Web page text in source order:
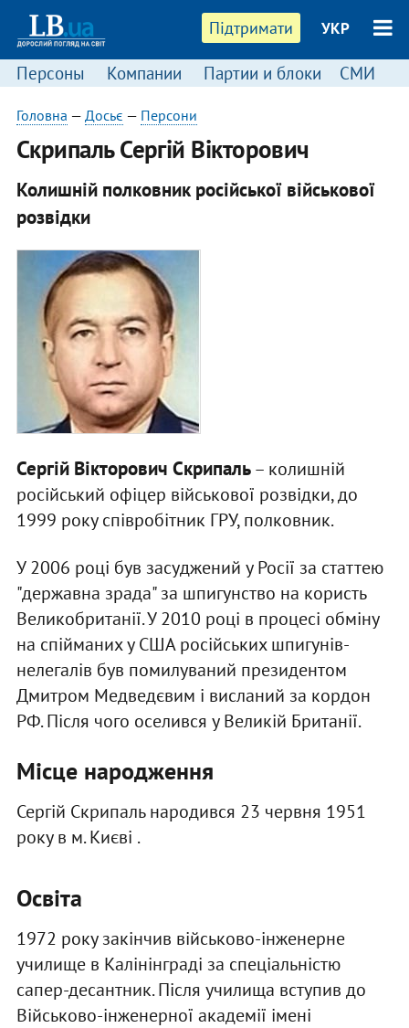
Підтримати УКР
Персоны Компании Партии и блоки СМИ
Головна — Досьє — Персони
​Скрипаль Сергій Вікторович
Колишній полковник російської військової
розвідки
Сергій Вікторович Скрипаль– колишній
російський офіцер військової розвідки, до
1999 року співробітник ГРУ, полковник.
У 2006 році був засуджений у Росії за статтею
"державна зрада" за шпигунство на користь
Великобританії. У 2010 році в процесі обміну
на спійманих у США російських шпигунів-
нелегалів був помилуваний президентом
Дмитром Медведєвим і висланий за кордон
РФ. Після чого оселився у Великій Британії.
Місце народження
Сергій Скрипаль народився 23 червня 1951
року в м. Києві .
Освіта
1972 року закінчив військово-інженерне
училище в Калінінграді за спеціальністю
сапер-десантник. Після училища вступив до
Військово-інженерної академії імені